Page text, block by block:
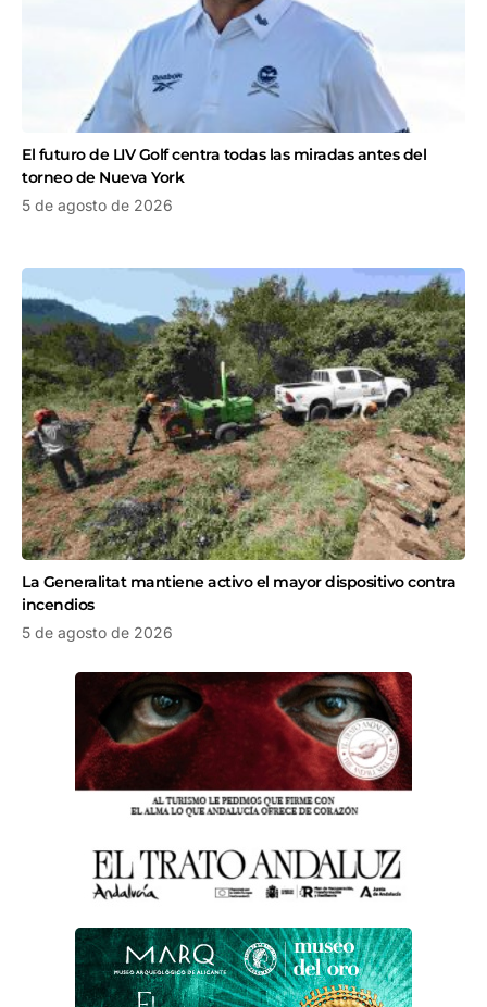
El futuro de LIV Golf centra todas las miradas antes del
torneo de Nueva York
5 de agosto de 2026
La Generalitat mantiene activo el mayor dispositivo contra
incendios
5 de agosto de 2026